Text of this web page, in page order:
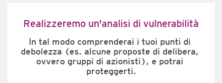
Realizzeremo un'analisi di vulnerabilità
In tal modo comprenderai i tuoi punti di
debolezza (es. alcune proposte di delibera,
ovvero gruppi di azionisti), e potrai
proteggerti.